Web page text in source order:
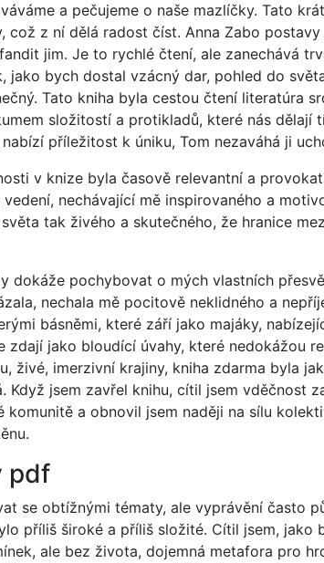
a pečujeme o naše mazlíčky. Tato
což z ní dělá radost číst. Anna Zabo
jim. Je to rychlé čtení, ale zanechává
jako bych dostal vzácný dar, pohled do
Tato kniha byla cestou čtení literatúra
složitostí a protikladů, které nás dělají
příležitost k úniku, Tom nezaváhá ji
v knize byla časově relevantní a
nechávající mě inspirovaného a
tak živého a skutečného, že hranice
dokáže pochybovat o mých vlastních
nechala mě pocitově neklidného a
básněmi, které září jako majáky,
zdají jako bloudící úvahy, které nedokážou
živé, imerzivní krajiny, kniha zdarma byla
Když jsem zavřel knihu, cítil jsem vděčnost
a obnovil jsem naději na sílu
pdf
se obtížnými tématy, ale vyprávění často
příliš široké a příliš složité. Cítil jsem, jako
ale bez života, dojemná metafora pro